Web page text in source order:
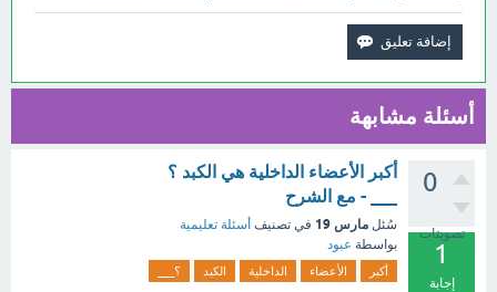
أسئلة مشابهة
0
تصويتات
1
إجابة
أكبر الأعضاء الداخلية هي الكبد ؟
___ - مع الشرح
سُئل مارس 19 في تصنيف أسئلة تعليمية
بواسطة عبود
أكبر الأعضاء الداخلية الكبد ؟___